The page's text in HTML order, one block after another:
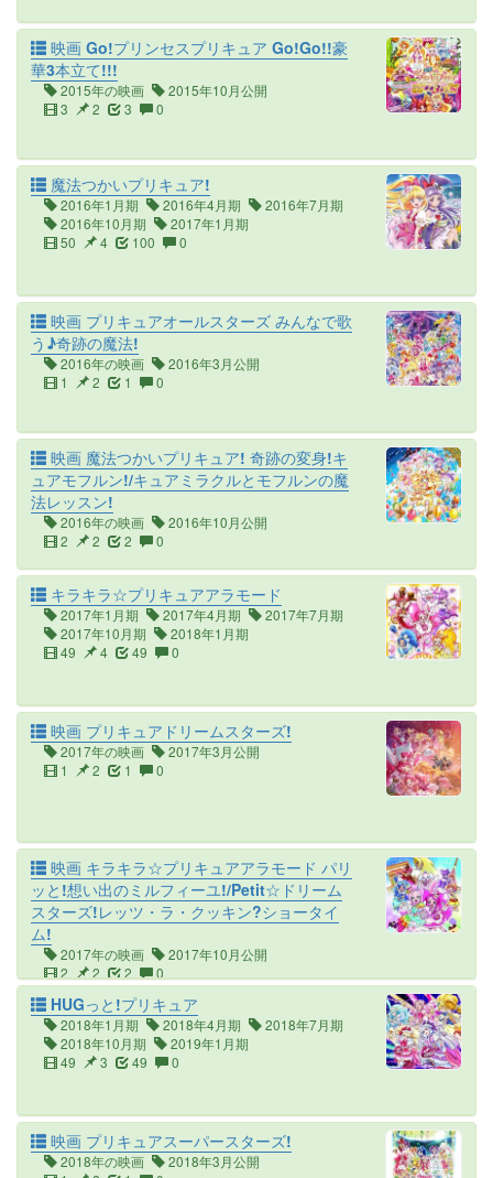
映画 Go!プリンセスプリキュア Go!Go!!豪
華3本立て!!!
2015年の映画
2015年10月公開
3
2 3 0
魔法つかいプリキュア!
2016年1月期 2016年4月期
2016年7月期
2016年10月期
2017年1月期
50
4 100 0
映画 プリキュアオールスターズ みんなで歌
う♪奇跡の魔法!
2016年の映画
2016年3月公開
1
2 1 0
映画 魔法つかいプリキュア! 奇跡の変身!キ
ュアモフルン!/キュアミラクルとモフルンの魔
法レッスン!
2016年の映画
2016年10月公開
2
2 2 0
キラキラ☆プリキュアアラモード
2017年1月期 2017年4月期
2017年7月期
2017年10月期
2018年1月期
49
4 49 0
映画 プリキュアドリームスターズ!
2017年の映画
2017年3月公開
1
2 1 0
映画 キラキラ☆プリキュアアラモード パリ
ッと!想い出のミルフィーユ!/Petit☆ドリーム
スターズ!レッツ・ラ・クッキン?ショータイ
ム!
2017年の映画
2017年10月公開
2
2 2 0
HUGっと!プリキュア
2018年1月期 2018年4月期
2018年7月期
2018年10月期
2019年1月期
49
3 49 0
映画 プリキュアスーパースターズ!
2018年の映画
2018年3月公開